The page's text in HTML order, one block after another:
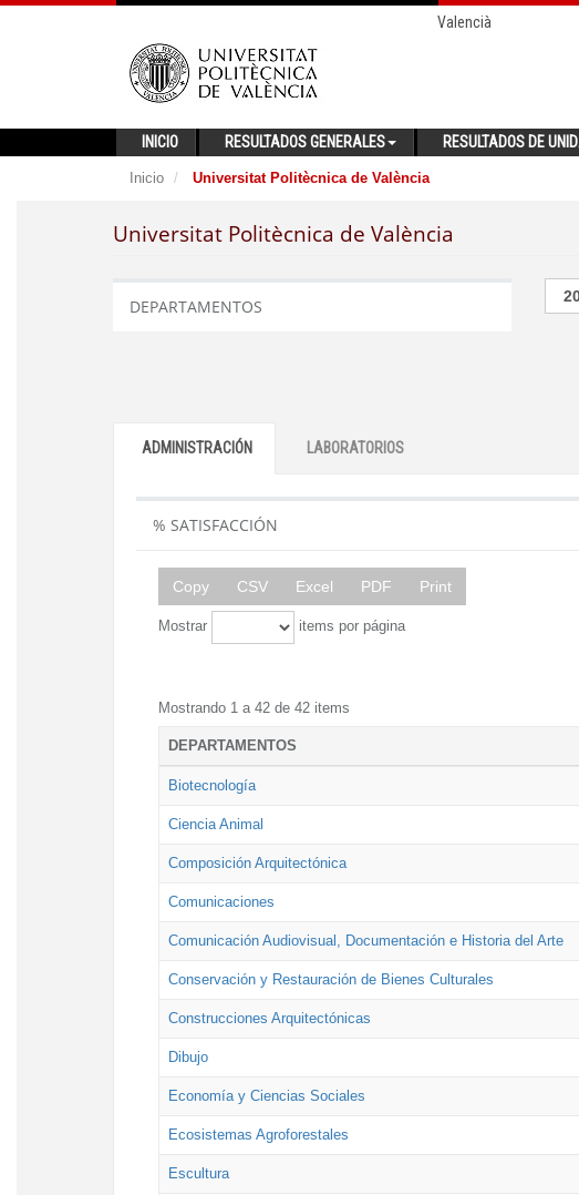
Valencià
INICIO RESULTADOS GENERALES RESULTADOS DE
Inicio Universitat Politècnica de València
Universitat Politècnica de València
DEPARTAMENTOS
ADMINISTRACIÓN LABORATORIOS
% SATISFACCIÓN
Copy CSV Excel PDF Print
Mostrar items por página
Mostrando 1 a 42 de 42 items
DEPARTAMENTOS
Biotecnología
Ciencia Animal
Composición Arquitectónica
Comunicaciones
Comunicación Audiovisual, Documentación e Historia del Arte
Conservación y Restauración de Bienes Culturales
Construcciones Arquitectónicas
Dibujo
Economía y Ciencias Sociales
Ecosistemas Agroforestales
Escultura